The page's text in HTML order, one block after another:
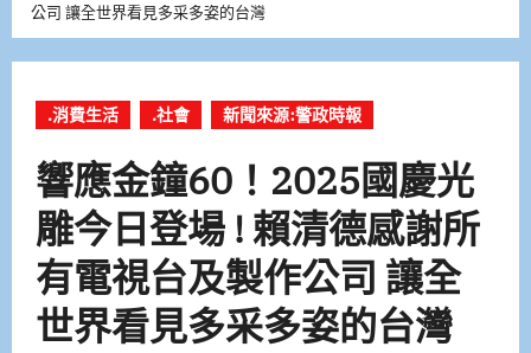
公司 讓全世界看見多采多姿的台灣
.消費生活 .社會 新聞來源:警政時報
響應金鐘60！2025國慶光
雕今日登場 ! 賴清德感謝所
有電視台及製作公司 讓全
世界看見多采多姿的台灣